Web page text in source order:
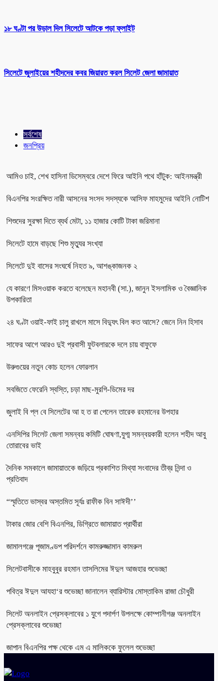
১৮ ঘণ্টা পর উড়াল দিল সিলেটে আটকে পড়া ফ্লাইট
সিলেটে জুলাইয়ের শহীদদের কবর জিয়ারত করল সিলেট জেলা জামায়াত
সর্বশেষ
জনপ্রিয়
আমিও চাই, শেখ হাসিনা ডিসেম্বরে দেশে ফিরে আইনি পথে হাঁটুক: আইনমন্ত্রী
বিএনপির সংরক্ষিত নারী আসনের সংসদ সদস্যকে আসিফ মাহমুদের আইনি নোটিশ
শিশুদের সুরক্ষা দিতে ব্যর্থ মেটা, ১১ হাজার কোটি টাকা জরিমানা
সিলেটে হামে বাড়ছে শিশু মৃত্যুর সংখ্যা
সিলেটে দুই বাসের সংঘর্ষে নিহত ৯, আশঙ্কাজনক ২
যে কারণে মিসওয়াক করতে বলেছেন মহানবী (সা.), জানুন ইসলামিক ও বৈজ্ঞানিক
উপকারিতা
২৪ ঘণ্টা ওয়াই-ফাই চালু রাখলে মাসে বিদ্যুৎ বিল কত আসে? জেনে নিন হিসাব
সাফের আগে আরও দুই প্রবাসী ফুটবলারকে দলে চায় বাফুফে
উরুগুয়ের নতুন কোচ হলেন ফোরলান
সবজিতে ফেরেনি স্বস্তি, চড়া মাছ-মুরগি-ডিমের দর
জুলাই বি প্ল বে সিলেটের আ হ ত রা পেলেন তারেক রহমানের উপহার
এনসিপির সিলেট জেলা সমন্বয় কমিটি ঘোষণা,যুগ্ম সমন্বয়কারী হলেন শহীদ আবু
তোরাবের ভাই
দৈনিক সমকালে জামায়াতকে জড়িয়ে প্রকাশিত মিথ্যা সংবাদের তীব্র নিন্দা ও
প্রতিবাদ
“স্মৃতিতে ভাস্বর অস্তমিত সূর্যঃ রাফীক বিন সাঈদী’’
টাকার জোর বেশি বিএনপির, ডিগ্রিতে জামায়াত প্রার্থীরা
জামালগঞ্জে পূজামণ্ডপ পরিদর্শনে কামরুজ্জামান কামরুল
সিলেটবাসীকে মাহবুবুর রহমান তাসলিমের ঈদুল আজহার শুভেচ্ছা
পবিত্র ঈদুল আযহা‘র শুভেচ্ছা জানালেন ব্যারিস্টার মোস্তাকিম রাজা চৌধুরী
সিলেট অনলাইন প্রেসক্লাবের ১ যুগে পদার্পণ উপলক্ষে কোম্পানীগঞ্জ অনলাইন
প্রেসক্লাবের শুভেচ্ছা
জাপান বিএনপির পক্ষ থেকে এম এ মালিককে ফুলেল শুভেচ্ছা